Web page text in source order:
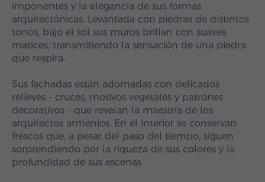
imponentes y la elegancia de sus formas
arquitectónicas. Levantada con piedras de distintos
tonos, bajo el sol sus muros brillan con suaves
matices, transmitiendo la sensación de una piedra
que respira.
Sus fachadas están adornadas con delicados
relieves – cruces, motivos vegetales y patrones
decorativos – que revelan la maestría de los
arquitectos armenios. En el interior se conservan
frescos que, a pesar del paso del tiempo, siguen
sorprendiendo por la riqueza de sus colores y la
profundidad de sus escenas.